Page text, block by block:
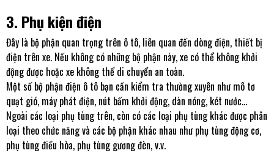
3. Phụ kiện điện
Đây là bộ phận quan trọng trên ô tô, liên quan đến dòng điện, thiết bị
điện trên xe. Nếu không có những bộ phận này, xe có thể không khởi
động được hoặc xe không thể di chuyển an toàn.
Một số bộ phận điện ô tô bạn cần kiểm tra thường xuyên như mô tơ
quạt gió, máy phát điện, nút bấm khởi động, dàn nóng, két nước...
Ngoài các loại phụ tùng trên, còn có các loại phụ tùng khác được phân
loại theo chức năng và các bộ phận khác nhau như phụ tùng động cơ,
phụ tùng điều hòa, phụ tùng gương đèn, v.v.